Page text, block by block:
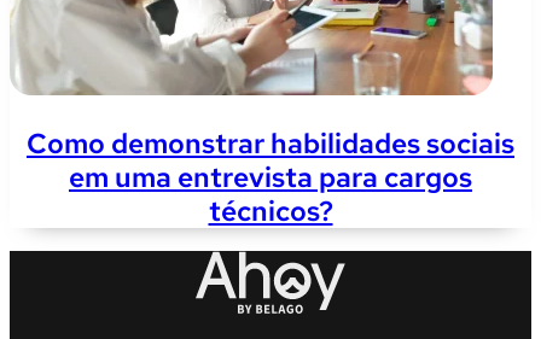
Como demonstrar habilidades sociais
em uma entrevista para cargos
técnicos?